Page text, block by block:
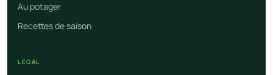
Au potager
Recettes de saison
LÉGAL